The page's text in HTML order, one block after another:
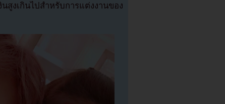
งเกินไปสำหรับการแต่งงานของ